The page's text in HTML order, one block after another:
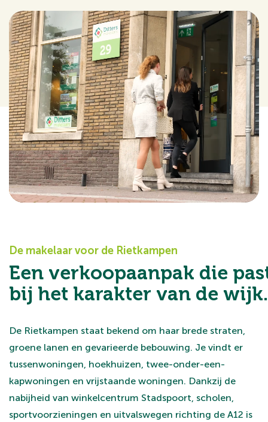
De makelaar voor de Rietkampen
Een verkoopaanpak die
bij het karakter van de wijk.
De Rietkampen staat bekend om haar brede straten,
groene lanen en gevarieerde bebouwing. Je vindt er
tussenwoningen, hoekhuizen, twee-onder-een-
kapwoningen en vrijstaande woningen. Dankzij de
nabijheid van winkelcentrum Stadspoort, scholen,
sportvoorzieningen en uitvalswegen richting de A12 is